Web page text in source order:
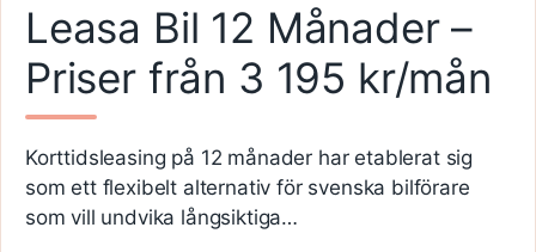
Leasa Bil 12 Månader –
Priser från 3 195 kr/mån
Korttidsleasing på 12 månader har etablerat sig
som ett flexibelt alternativ för svenska bilförare
som vill undvika långsiktiga…